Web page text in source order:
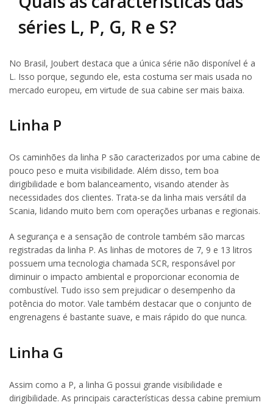
séries L, P, G, R e S?
No Brasil, Joubert destaca que a única série não disponível é a
L. Isso porque, segundo ele, esta costuma ser mais usada no
mercado europeu, em virtude de sua cabine ser mais baixa.
Linha P
Os caminhões da linha P são caracterizados por uma cabine de
pouco peso e muita visibilidade. Além disso, tem boa
dirigibilidade e bom balanceamento, visando atender às
necessidades dos clientes. Trata-se da linha mais versátil da
Scania, lidando muito bem com operações urbanas e regionais.
A segurança e a sensação de controle também são marcas
registradas da linha P. As linhas de motores de 7, 9 e 13 litros
possuem uma tecnologia chamada SCR, responsável por
diminuir o impacto ambiental e proporcionar economia de
combustível. Tudo isso sem prejudicar o desempenho da
potência do motor. Vale também destacar que o conjunto de
engrenagens é bastante suave, e mais rápido do que nunca.
Linha G
Assim como a P, a linha G possui grande visibilidade e
dirigibilidade. As principais características dessa cabine premium